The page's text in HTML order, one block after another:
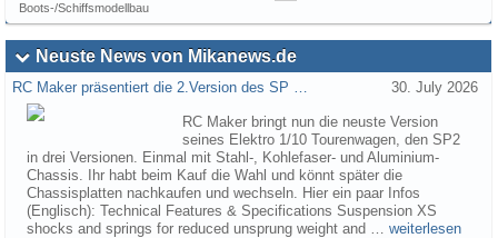
Boots-/Schiffsmodellbau
Neuste News von Mikanews.de
RC Maker präsentiert die 2.Version des SP … 30. July 2026
RC Maker bringt nun die neuste Version
seines Elektro 1/10 Tourenwagen, den SP2
in drei Versionen. Einmal mit Stahl-, Kohlefaser- und Aluminium-
Chassis. Ihr habt beim Kauf die Wahl und könnt später die
Chassisplatten nachkaufen und wechseln. Hier ein paar Infos
(Englisch): Technical Features & Specifications Suspension XS
shocks and springs for reduced unsprung weight and … weiterlesen